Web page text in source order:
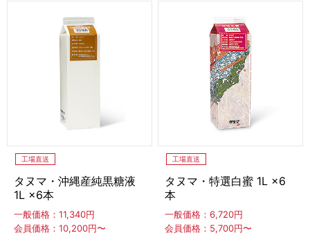
冷凍ホイップ
冷凍白玉もち
ぎゅうひ
工場直送
タヌマ・沖縄産純黒糖液
1L ×6本
一般価格：11,340円
会員価格：10,200円〜
工場直送
タヌマ・特選白蜜 1L ×6
本
一般価格：6,720円
会員価格：5,700円〜